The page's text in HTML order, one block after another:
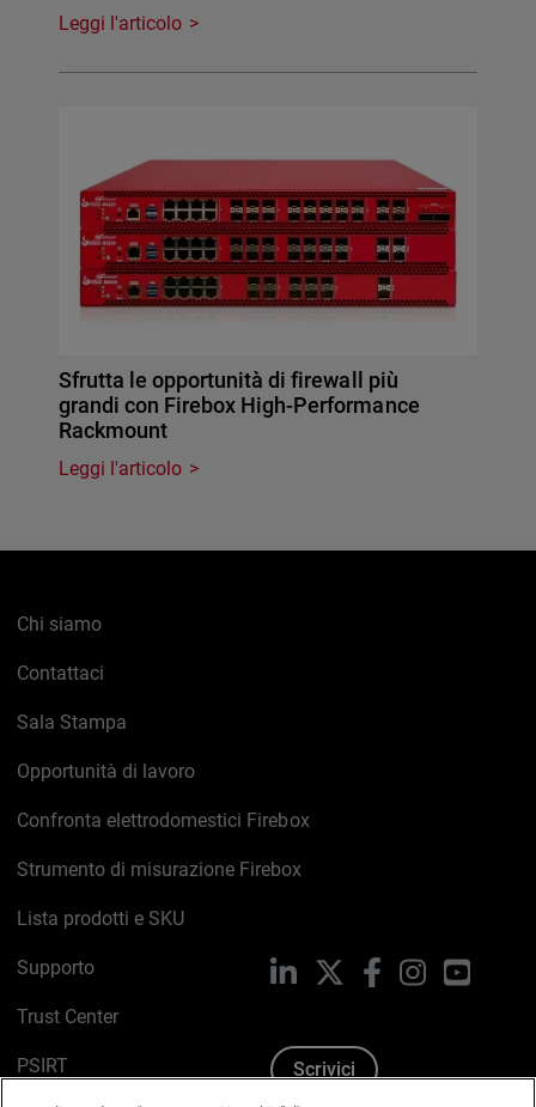
Leggi l'articolo
Sfrutta le opportunità di firewall più
grandi con Firebox High-Performance
Rackmount
Leggi l'articolo
Chi siamo
Contattaci
Sala Stampa
Opportunità di lavoro
Confronta elettrodomestici Firebox
Strumento di misurazione Firebox
Lista prodotti e SKU
Supporto
Trust Center
PSIRT
LinkedIn FacebookInstagram
Scrivici